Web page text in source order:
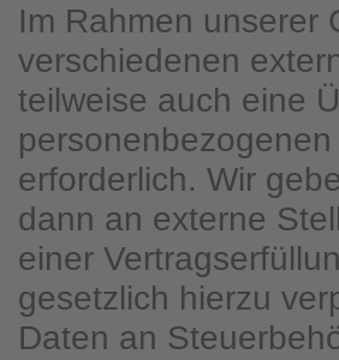
Im Rahmen unserer
verschiedenen
teilweise auch eine
erforderlich. Wir
dann an externe
einer
gesetzlich hierzu
Daten an